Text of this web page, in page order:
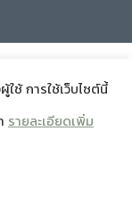
ช้ การใช้เว็บไซต์นี้
รายละเอียดเพิ่ม